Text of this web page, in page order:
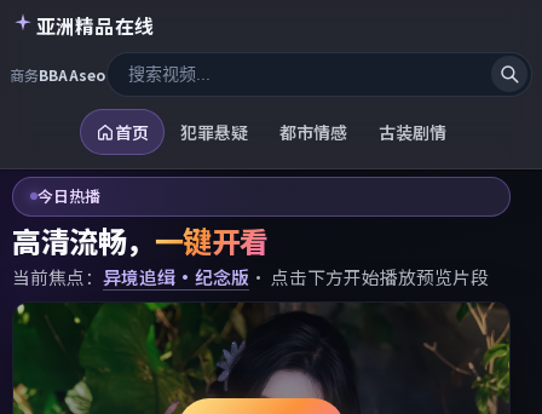
亚洲精品在线
首页 犯罪悬疑 都市情感 古装剧情
商务BBAAseo
今日热播
高清流畅， 一键开看
当前焦点： 异境追缉·纪念版 · 点击下方开始播放预览片段